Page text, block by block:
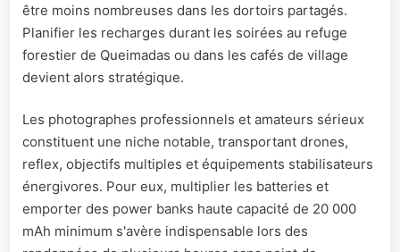
être moins nombreuses dans les dortoirs partagés.
Planifier les recharges durant les soirées au refuge
forestier de Queimadas ou dans les cafés de village
devient alors stratégique.
Les photographes professionnels et amateurs sérieux
constituent une niche notable, transportant drones,
reflex, objectifs multiples et équipements stabilisateurs
énergivores. Pour eux, multiplier les batteries et
emporter des power banks haute capacité de 20 000
mAh minimum s'avère indispensable lors des